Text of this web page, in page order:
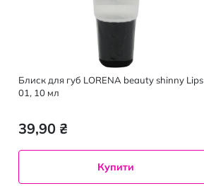
Блиск для губ LORENA beauty shinny Lips
01, 10 мл
39,90 ₴
Купити